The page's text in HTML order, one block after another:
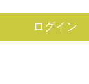
ログイン